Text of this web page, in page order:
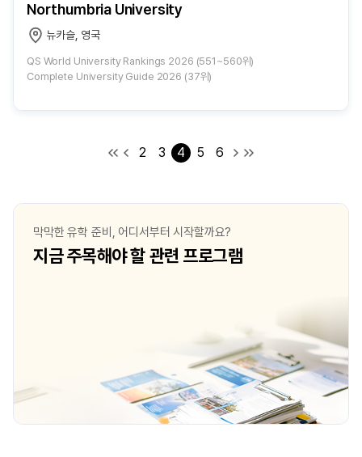
Northumbria University
뉴카슬, 영국
QS World University Rankings 2026 (551~560위)
Complete University Guide 2026 (37위)
2 3 4 5 6
막막한 유학 준비, 어디서부터 시작할까요?
지금 주목해야 할 관련 프로그램